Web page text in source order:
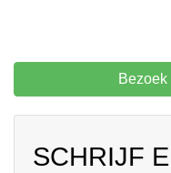
SCHRIJF